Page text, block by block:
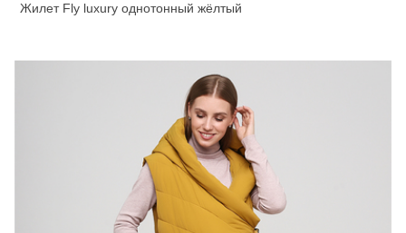
Жилет Fly luxury однотонный жёлтый